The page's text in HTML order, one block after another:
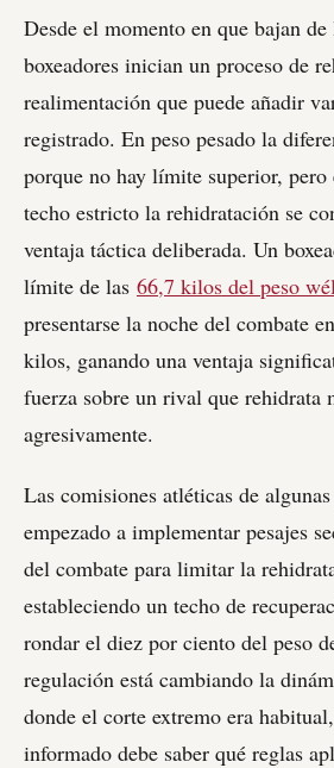
Desde el momento en que bajan
boxeadores inician un proceso de
realimentación que puede añadir
registrado. En peso pesado la
porque no hay límite superior, pero
techo estricto la rehidratación se
ventaja táctica deliberada. Un
límite de las 66,7 kilos del peso
presentarse la noche del combate
kilos, ganando una ventaja
fuerza sobre un rival que rehidrata
agresivamente.
Las comisiones atléticas de
empezado a implementar pesajes
del combate para limitar la
estableciendo un techo de
rondar el diez por ciento del peso
regulación está cambiando la
donde el corte extremo era
informado debe saber qué reglas